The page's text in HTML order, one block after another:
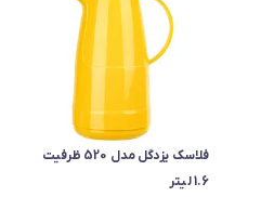
فلاسک یزدگل مدل 520 ظرفیت
1.6 لیتر